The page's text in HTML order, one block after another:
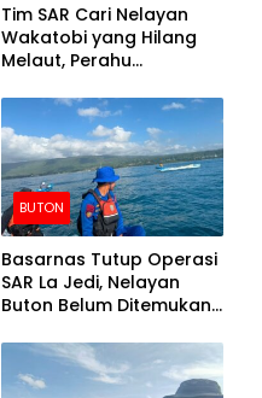
Tim SAR Cari Nelayan
Wakatobi yang Hilang
Melaut, Perahu
Kemasukan Air
BUTON
Basarnas Tutup Operasi
SAR La Jedi, Nelayan
Buton Belum Ditemukan